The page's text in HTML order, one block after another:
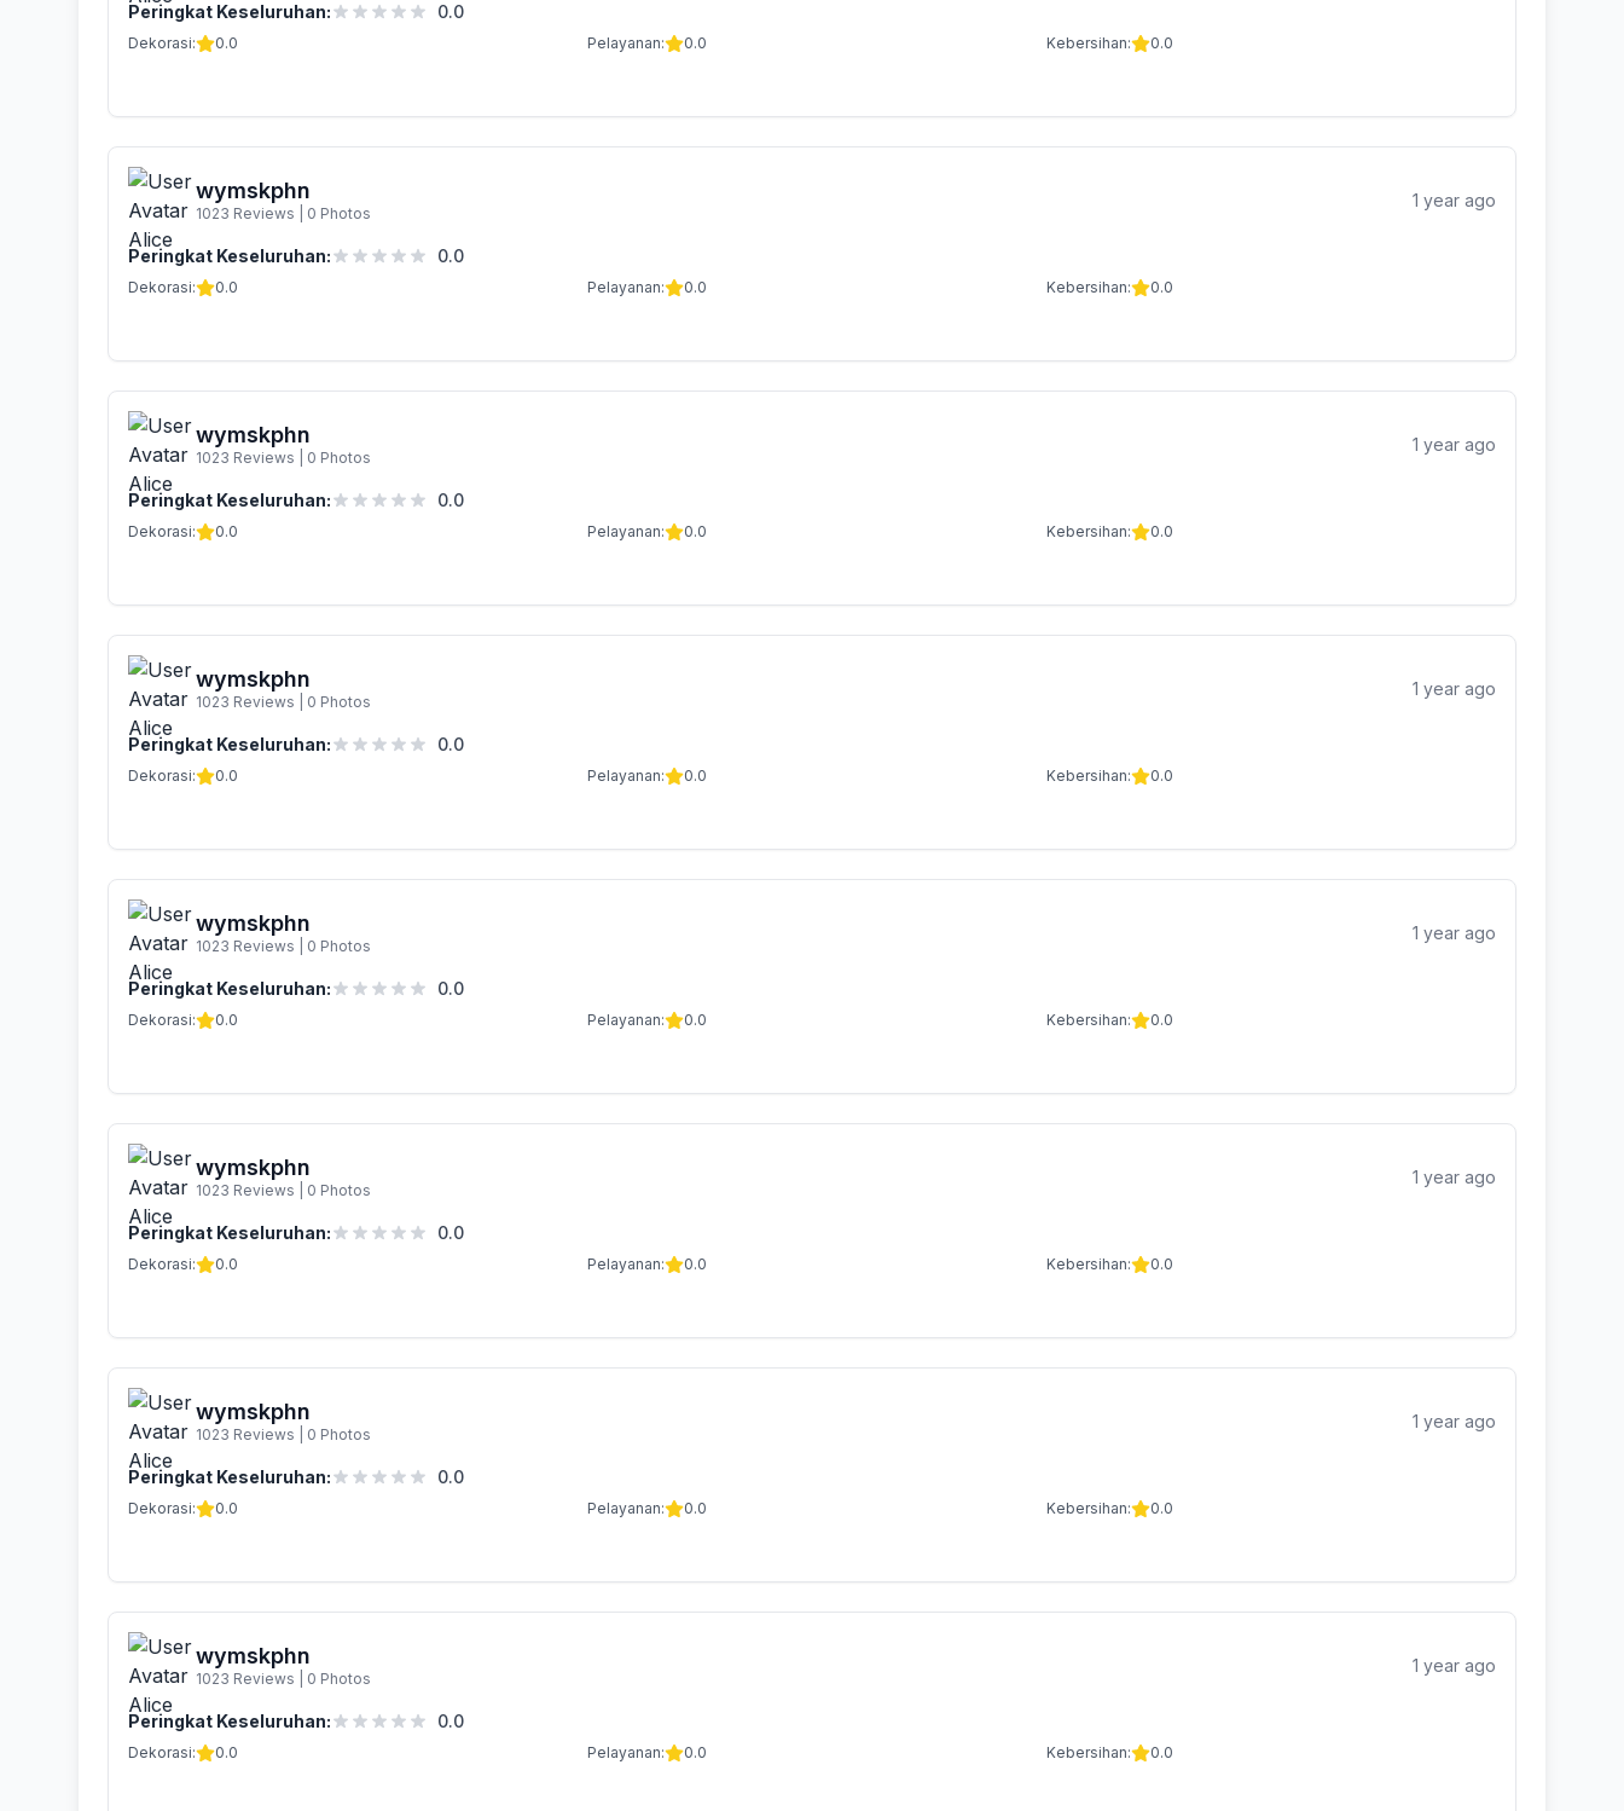
Peringkat Keseluruhan: 0.0
Dekorasi: 0.0 Pelayanan: 0.0 Kebersihan: 0.0
wymskphn
1023 Reviews 0 Photos
1 year ago
Peringkat Keseluruhan: 0.0
Dekorasi: 0.0 Pelayanan: 0.0 Kebersihan: 0.0
wymskphn
1023 Reviews 0 Photos
1 year ago
Peringkat Keseluruhan: 0.0
Dekorasi: 0.0 Pelayanan: 0.0 Kebersihan: 0.0
wymskphn
1023 Reviews 0 Photos
1 year ago
Peringkat Keseluruhan: 0.0
Dekorasi: 0.0 Pelayanan: 0.0 Kebersihan: 0.0
wymskphn
1023 Reviews 0 Photos
1 year ago
Peringkat Keseluruhan: 0.0
Dekorasi: 0.0 Pelayanan: 0.0 Kebersihan: 0.0
wymskphn
1023 Reviews 0 Photos
1 year ago
Peringkat Keseluruhan: 0.0
Dekorasi: 0.0 Pelayanan: 0.0 Kebersihan: 0.0
wymskphn
1023 Reviews 0 Photos
1 year ago
Peringkat Keseluruhan: 0.0
Dekorasi: 0.0 Pelayanan: 0.0 Kebersihan: 0.0
wymskphn
1023 Reviews 0 Photos
1 year ago
Peringkat Keseluruhan: 0.0
Dekorasi: 0.0 Pelayanan: 0.0 Kebersihan: 0.0